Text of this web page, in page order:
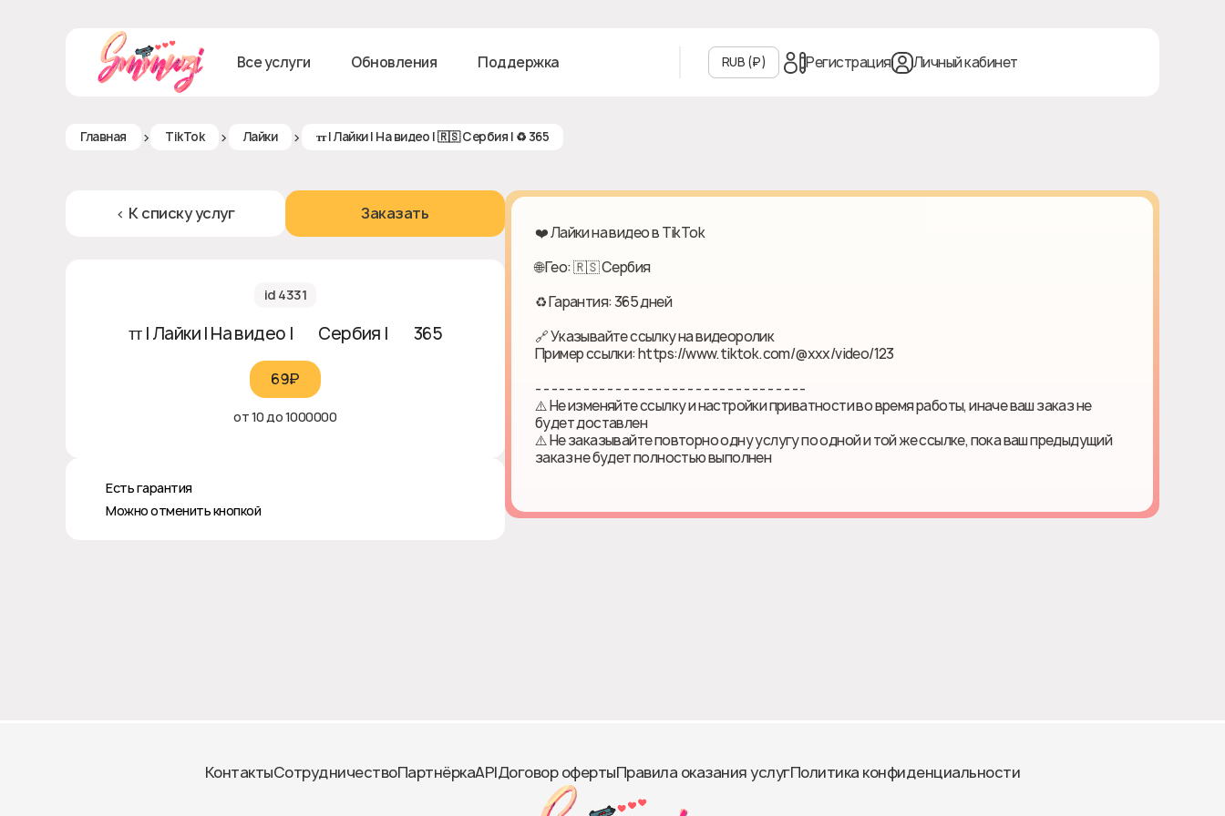
Все услуги Обновления Поддержка RUB (₽‎) Регистрация Личный кабинет
Главная > TikTok > Лайки > ᴛᴛ | Лайки | На видео | 🇷🇸 Сербия | ♻ 365
< К списку услуг Заказать
id 4331
ᴛᴛ | Лайки | На видео | 🇷🇸 Сербия | ♻ 365
69₽‎
от 10 до 1000000
♻️ Есть гарантия
❎ Можно отменить кнопкой
❤️ Лайки на видео в TikTok
🌐 Гео: 🇷🇸 Сербия
♻ Гарантия: 365 дней
🔗 Указывайте ссылку на видеоролик
Пример ссылки: https://www.tiktok.com/@xxx/video/123
- - - - - - - - - - - - - - - - - - - - - - - - - - - - - - - - - -
⚠️ Не изменяйте ссылку и настройки приватности во время работы, иначе ваш заказ не
будет доставлен
⚠️ Не заказывайте повторно одну услугу по одной и той же ссылке, пока ваш предыдущий
заказ не будет полностью выполнен
КонтактыСотрудничествоПартнёркаAPIДоговор офертыПравила оказания услугПолитика конфиденциальности